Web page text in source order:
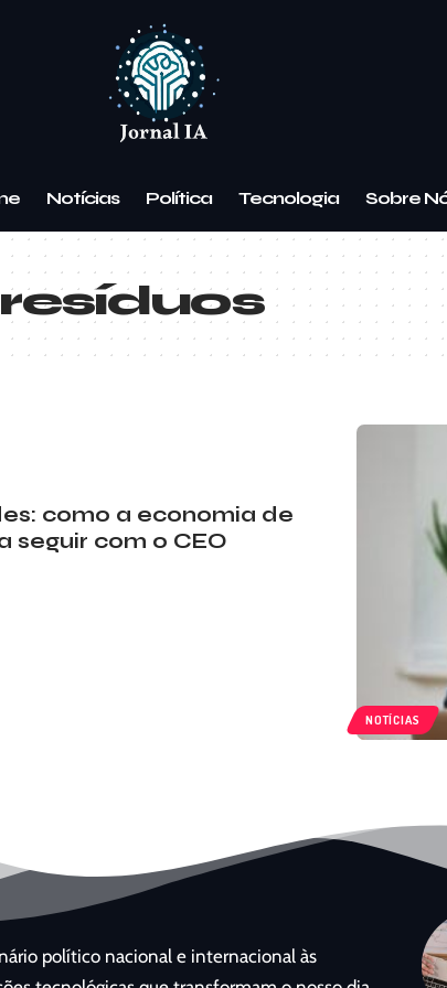
Notícias Política Tecnologia Sobre
NOTÍCIAS
como a economia de
seguir com o CEO
político nacional e internacional às